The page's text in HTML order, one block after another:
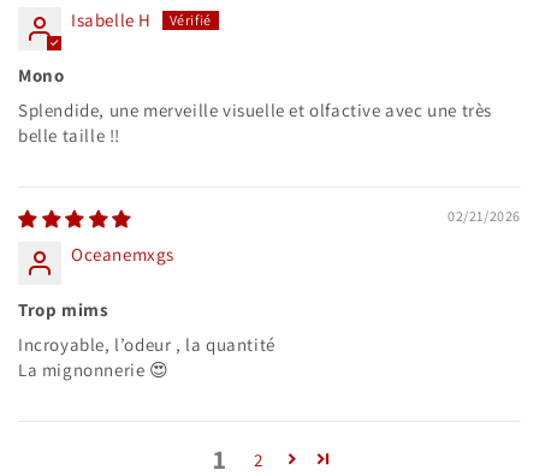
Isabelle H
Mono
Splendide, une merveille visuelle et olfactive avec une très
belle taille !!
02/21/2026
Oceanemxgs
Trop mims
Incroyable, l’odeur , la quantité
La mignonnerie 😍
1 2